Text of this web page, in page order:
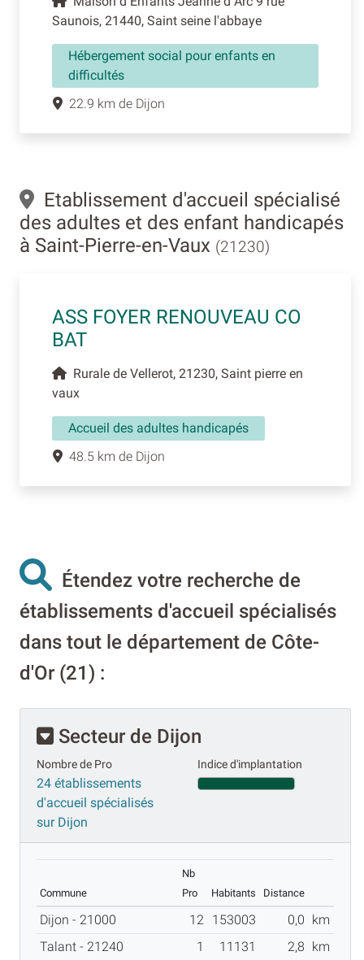
Saunois, 21440, Saint seine l'abbaye
Hébergement social pour enfants en
difficultés
22.9 km de Dijon
Etablissement d'accueil spécialisé
des adultes et des enfant handicapés
à Saint-Pierre-en-Vaux (21230)
ASS FOYER RENOUVEAU CO
BAT
Rurale de Vellerot, 21230, Saint pierre en
vaux
Accueil des adultes handicapés
48.5 km de Dijon
Étendez votre recherche de
établissements d'accueil spécialisés
dans tout le département de Côte-
d'Or (21) :
Secteur de Dijon
Nombre de Pro
24 établissements
d'accueil spécialisés
sur Dijon
Indice d'implantation
Commune
Nb
Pro
Habitants Distance
Dijon - 21000 12 153003 0,0
km
Talant - 21240
1 11131 2,8
km